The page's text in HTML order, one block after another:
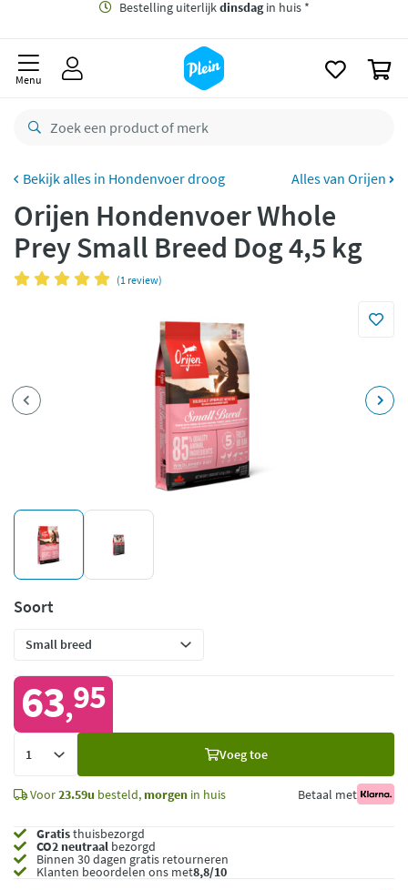
Gratis bezorging vanaf 35,- *
Bestelling uiterlijkdinsdag
retourneren
CO2 neutraal
Betaal met Klarna
Menu
Hondenvoer droog Alles van Orijen
Orijen Hondenvoer Whole
Prey Small Breed Dog 4,5 kg
(1 review)
Soort
63,95
Voeg toe
Voor23.59u besteld, morgen in huis Betaal met
Gratisthuisbezorgd
CO2 neutraal bezorgd
Binnen 30 dagen gratis retourneren
Klanten beoordelen ons met8,8/10